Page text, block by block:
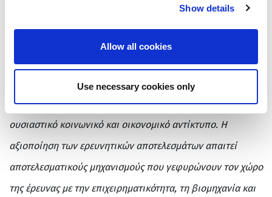
Show details
Allow all cookies
Use necessary cookies only
την Ελλάδα κέντρο καινοτομίας στην πράξη».
ΠΡΑΞΗ,
στον χαιρετισμό του:
«Η παραγωγή έρευνας υψηλού
επιπέδου δεν αρκεί από μόνη της για να δημιουργήσει
ουσιαστικό κοινωνικό και οικονομικό αντίκτυπο. Η
αξιοποίηση των ερευνητικών αποτελεσμάτων απαιτεί
αποτελεσματικούς μηχανισμούς που γεφυρώνουν τον χώρο
της έρευνας με την επιχειρηματικότητα, τη βιομηχανία και